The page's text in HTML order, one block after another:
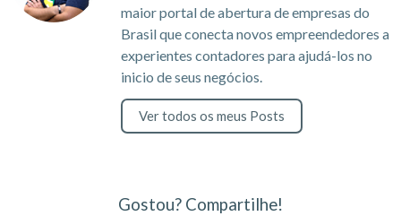
maior portal de abertura de empresas do
Brasil que conecta novos empreendedores a
experientes contadores para ajudá-los no
inicio de seus negócios.
Ver todos os meus Posts
Gostou? Compartilhe!